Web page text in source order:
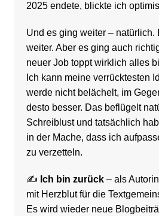
2025 endete, blickte ich
Und es ging weiter – natürlich.
weiter. Aber es ging auch
neuer Job toppt wirklich alles
Ich kann meine verrücktesten
werde nicht belächelt, im
desto besser. Das beflügelt
Schreiblust und tatsächlich
in der Mache, dass ich
zu verzetteln.
✍️ Ich bin zurück– als
mit Herzblut für die
Es wird wieder neue